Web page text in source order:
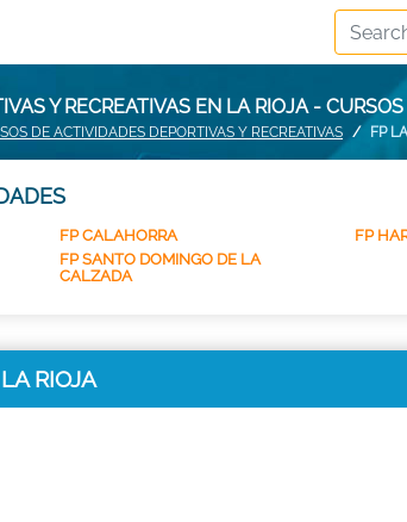
Y RECREATIVAS EN LA RIOJA -
DE ACTIVIDADES DEPORTIVAS Y RECREATIVAS FP
FP CALAHORRA FP
FP SANTO DOMINGO DE LA
CALZADA
RIOJA